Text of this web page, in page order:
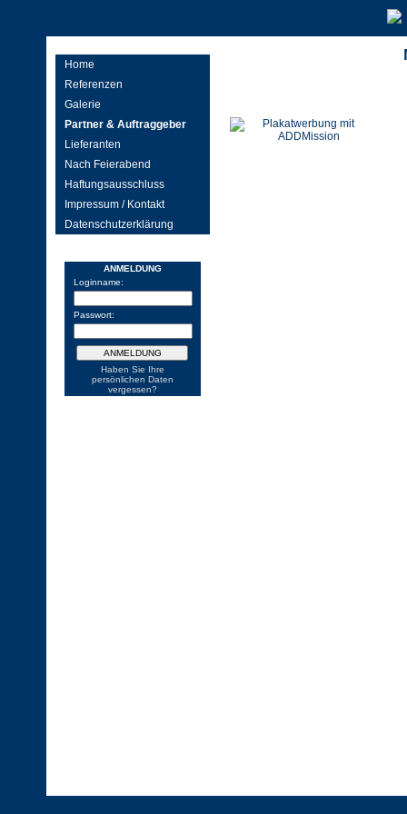
Home
Referenzen
Galerie
Partner & Auftraggeber
Lieferanten
Nach Feierabend
Haftungsausschluss
Impressum / Kontakt
Datenschutzerklärung
ANMELDUNG
Loginname:
Passwort:
Haben Sie Ihre
persönlichen Daten
vergessen?